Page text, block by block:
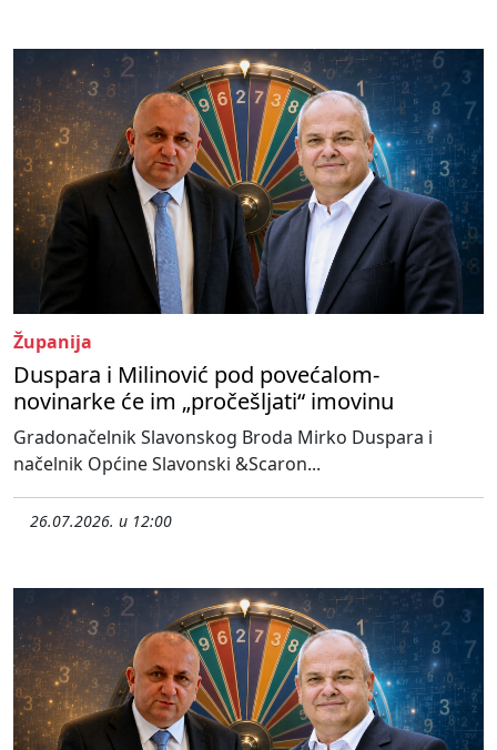
Županija
Duspara i Milinović pod povećalom-
novinarke će im „pročešljati“ imovinu
Gradonačelnik Slavonskog Broda Mirko Duspara i
načelnik Općine Slavonski &Scaron...
26.07.2026. u 12:00